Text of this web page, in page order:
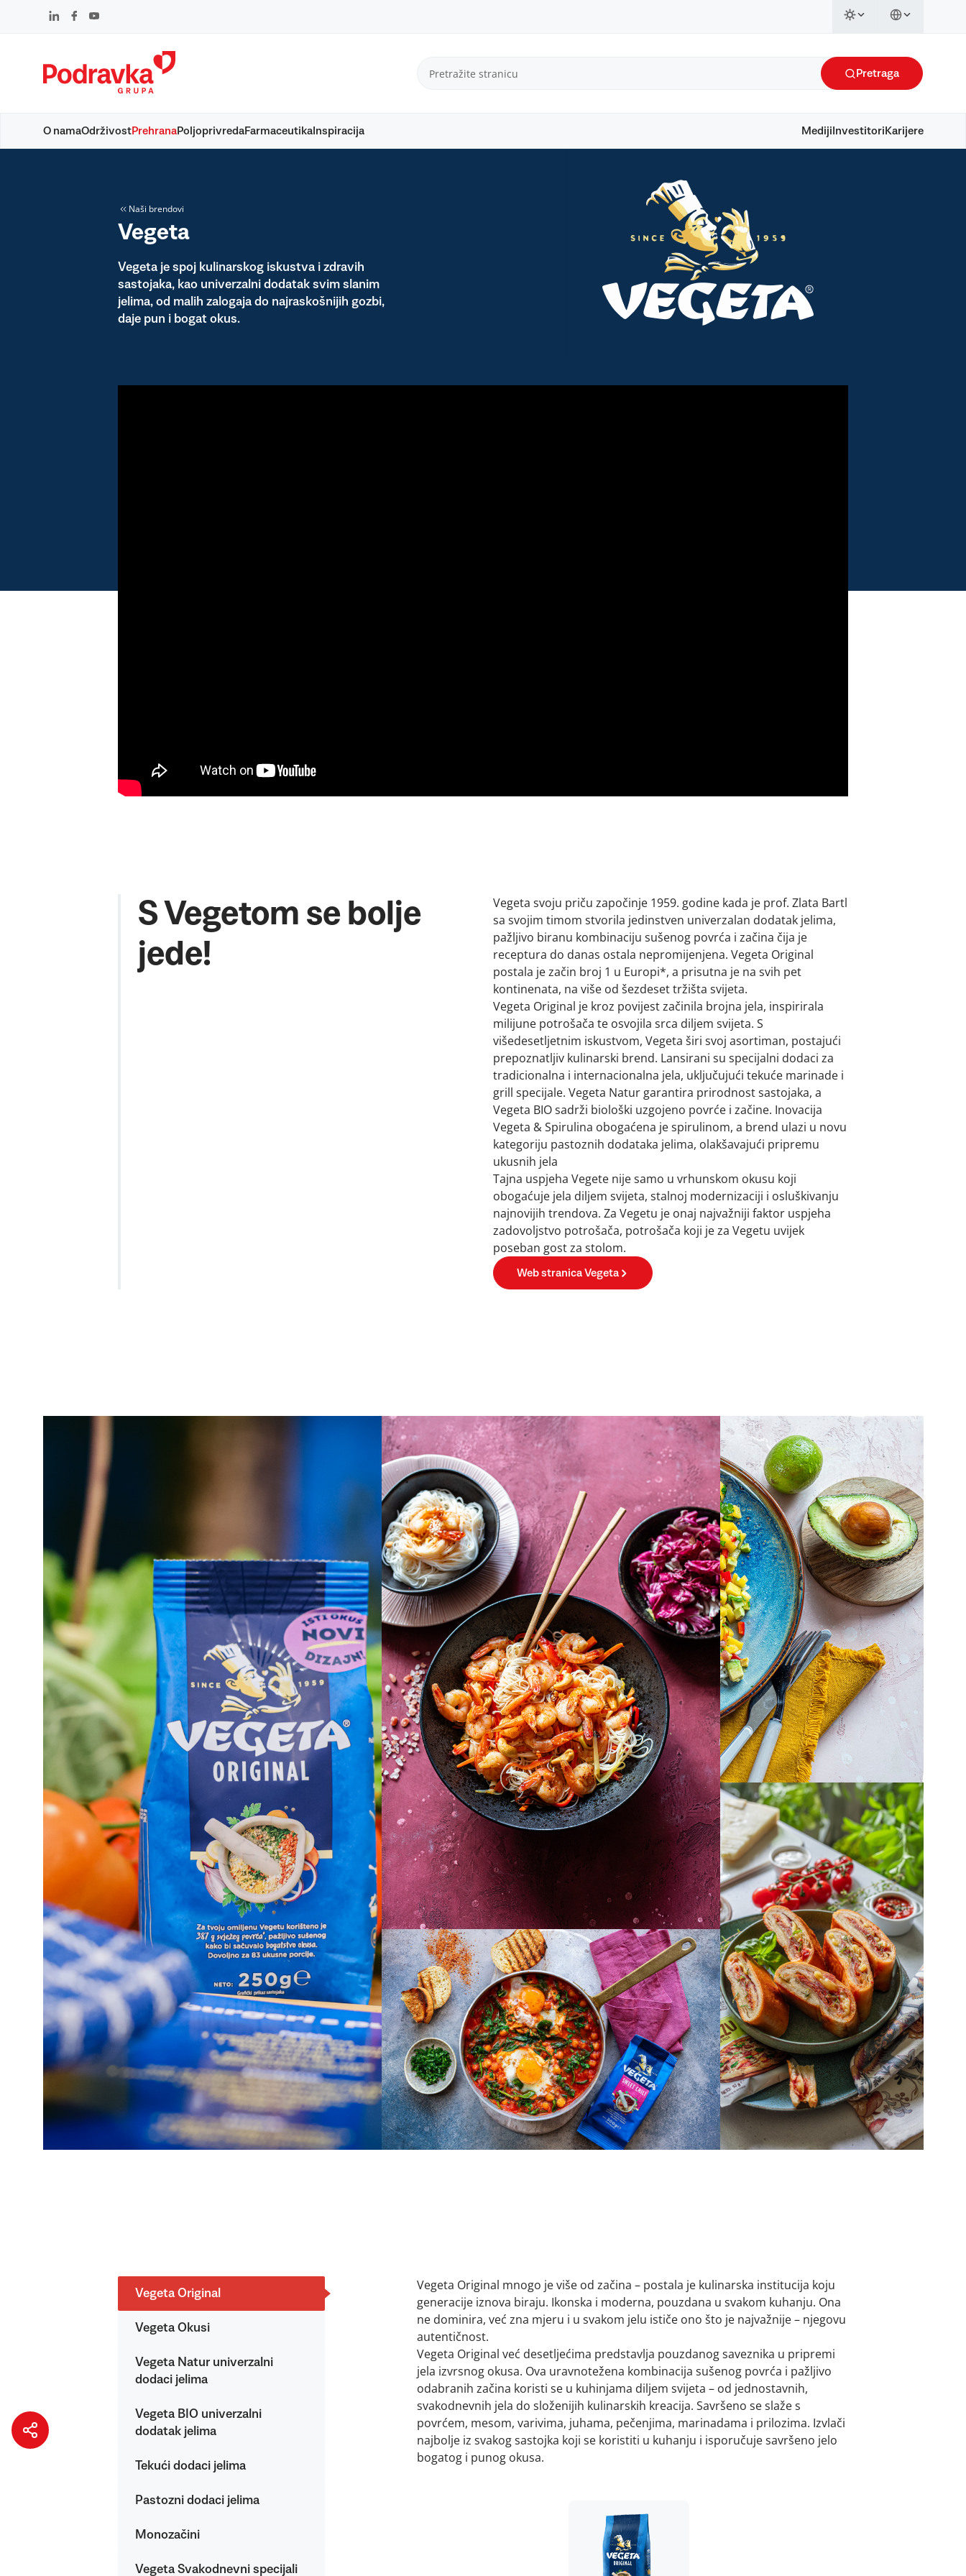
Pretraga
O namaOdrživostPrehranaPoljoprivredaFarmaceutikaInspiracija Mediji Investitori Karijere
Naši brendovi
Vegeta
Vegeta je spoj kulinarskog iskustva i zdravih
sastojaka, kao univerzalni dodatak svim slanim
jelima, od malih zalogaja do najraskošnijih gozbi,
daje pun i bogat okus.
S Vegetom se bolje
jede!
Vegeta svoju priču započinje 1959. godine kada je prof. Zlata Bartl
sa svojim timom stvorila jedinstven univerzalan dodatak jelima,
pažljivo biranu kombinaciju sušenog povrća i začina čija je
receptura do danas ostala nepromijenjena. Vegeta Original
postala je začin broj 1 u Europi*, a prisutna je na svih pet
kontinenata, na više od šezdeset tržišta svijeta.
Vegeta Original je kroz povijest začinila brojna jela, inspirirala
milijune potrošača te osvojila srca diljem svijeta. S
višedesetljetnim iskustvom, Vegeta širi svoj asortiman, postajući
prepoznatljiv kulinarski brend. Lansirani su specijalni dodaci za
tradicionalna i internacionalna jela, uključujući tekuće marinade i
grill specijale. Vegeta Natur garantira prirodnost sastojaka, a
Vegeta BIO sadrži biološki uzgojeno povrće i začine. Inovacija
Vegeta & Spirulina obogaćena je spirulinom, a brend ulazi u novu
kategoriju pastoznih dodataka jelima, olakšavajući pripremu
ukusnih jela
Tajna uspjeha Vegete nije samo u vrhunskom okusu koji
obogaćuje jela diljem svijeta, stalnoj modernizaciji i osluškivanju
najnovijih trendova. Za Vegetu je onaj najvažniji faktor uspjeha
zadovoljstvo potrošača, potrošača koji je za Vegetu uvijek
poseban gost za stolom.
Web stranica Vegeta
Vegeta Original
Vegeta Okusi
Vegeta Natur univerzalni
dodaci jelima
Vegeta BIO univerzalni
dodatak jelima
Tekući dodaci jelima
Pastozni dodaci jelima
Monozačini
Vegeta Svakodnevni specijali
Vegeta Original mnogo je više od začina – postala je kulinarska institucija koju
generacije iznova biraju. Ikonska i moderna, pouzdana u svakom kuhanju. Ona
ne dominira, već zna mjeru i u svakom jelu ističe ono što je najvažnije – njegovu
autentičnost.
Vegeta Original već desetljećima predstavlja pouzdanog saveznika u pripremi
jela izvrsnog okusa. Ova uravnotežena kombinacija sušenog povrća i pažljivo
odabranih začina koristi se u kuhinjama diljem svijeta – od jednostavnih,
svakodnevnih jela do složenijih kulinarskih kreacija. Savršeno se slaže s
povrćem, mesom, varivima, juhama, pečenjima, marinadama i prilozima. Izvlači
najbolje iz svakog sastojka koji se koristiti u kuhanju i isporučuje savršeno jelo
bogatog i punog okusa.